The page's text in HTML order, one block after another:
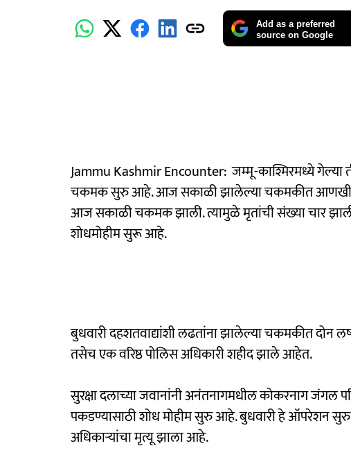
Add as a preferred
source on Google
Jammu Kashmir Encounter: जम्मू-काश्मिरमध्ये गेल्या
चकमक सुरु आहे. आज सकाळी झालेल्या चकमकीत आणखी
आज सकाळी चकमक झाली. त्यामुळे मृतांची संख्या चार
शोधमोहीम सुरू आहे.
बुधवारी दहशतवाद्यांशी लढतांना झालेल्या चकमकीत दोन
तसेच एक वरिष्ठ पोलिस अधिकारी शहीद झाले आहेत.
सुरक्षा दलाच्या जवानांनी अनंतनागमधील कोकरनाग जंगल
पकडण्यासाठी शोध मोहीम सुरु आहे. बुधवारी हे ऑपरेशन
अधिकाऱ्यांचा मृत्यू झाला आहे.